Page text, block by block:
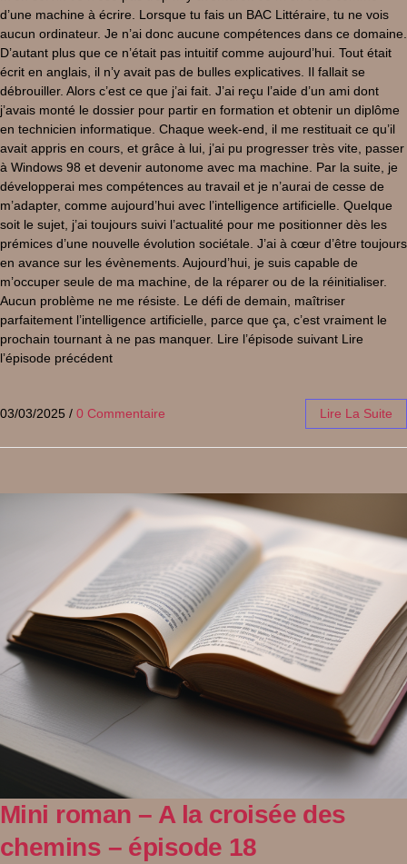
d’une machine à écrire. Lorsque tu fais un BAC Littéraire, tu ne vois
aucun ordinateur. Je n’ai donc aucune compétences dans ce domaine.
D’autant plus que ce n’était pas intuitif comme aujourd’hui. Tout était
écrit en anglais, il n’y avait pas de bulles explicatives. Il fallait se
débrouiller. Alors c’est ce que j’ai fait. J’ai reçu l’aide d’un ami dont
j’avais monté le dossier pour partir en formation et obtenir un diplôme
en technicien informatique. Chaque week-end, il me restituait ce qu’il
avait appris en cours, et grâce à lui, j’ai pu progresser très vite, passer
à Windows 98 et devenir autonome avec ma machine. Par la suite, je
développerai mes compétences au travail et je n’aurai de cesse de
m’adapter, comme aujourd’hui avec l’intelligence artificielle. Quelque
soit le sujet, j’ai toujours suivi l’actualité pour me positionner dès les
prémices d’une nouvelle évolution sociétale. J’ai à cœur d’être toujours
en avance sur les évènements. Aujourd’hui, je suis capable de
m’occuper seule de ma machine, de la réparer ou de la réinitialiser.
Aucun problème ne me résiste. Le défi de demain, maîtriser
parfaitement l’intelligence artificielle, parce que ça, c’est vraiment le
prochain tournant à ne pas manquer. Lire l’épisode suivant Lire
l’épisode précédent
03/03/2025 / 0 Commentaire Lire La Suite
Mini roman – A la croisée des
chemins – épisode 18